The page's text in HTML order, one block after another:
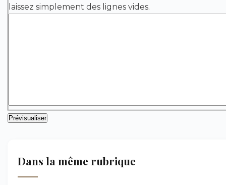
laissez simplement des lignes vides.
Dans la même rubrique